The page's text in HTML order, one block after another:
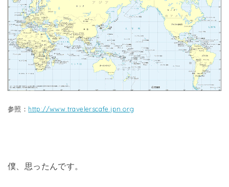
参照： http://www.travelerscafe.jpn.org
僕、思ったんです。